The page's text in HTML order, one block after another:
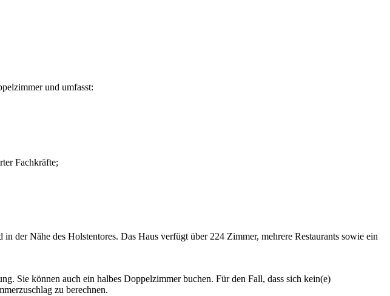
und umfasst:
Fachkräfte;
Nähe des Holstentores. Das Haus verfügt über 224 Zimmer, mehrere Restaurants sowie ein
Sie können auch ein halbes Doppelzimmer buchen. Für den Fall, dass sich kein(e)
zu berechnen.